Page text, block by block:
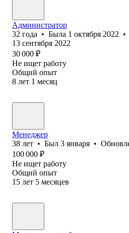
Администратор
32 года • Была 1 октября 2022 •
13 сентября 2022
30 000 ₽
Не ищет работу
Общий опыт
8 лет 1 месяц
Менеджер
38 лет • Был 3 января •
100 000 ₽
Не ищет работу
Общий опыт
15 лет 5 месяцев